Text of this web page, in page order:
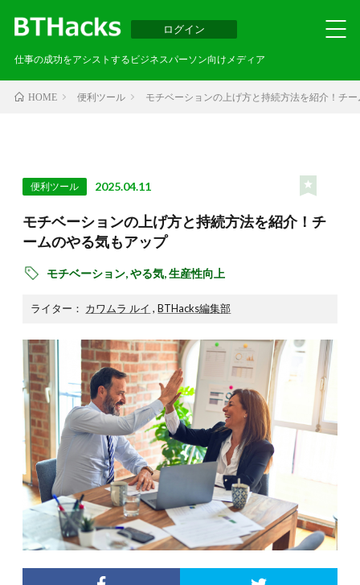
ログイン
仕事の成功をアシストするビジネスパーソン向けメディア
HOME 便利ツール モチベーションの上げ方と持続方法を紹介！チ
便利ツール 2025.04.11
モチベーションの上げ方と持続方法を紹介！チ
ームのやる気もアップ
モチベーション,やる気,生産性向上
ライター： カワムラ ルイ ,BTHacks編集部